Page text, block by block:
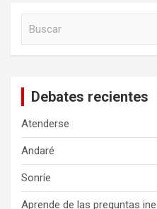
Debates recientes
Atenderse
Andaré
Sonríe
Aprende de las preguntas